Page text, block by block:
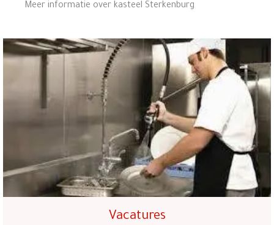
Meer informatie over kasteel Sterkenburg
Vacatures